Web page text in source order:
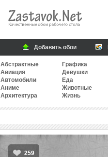
Добавить обои
Абстрактные
Авиация
Автомобили
Аниме
Архитектура
Графика
Девушки
Еда
Животные
Жизнь
259